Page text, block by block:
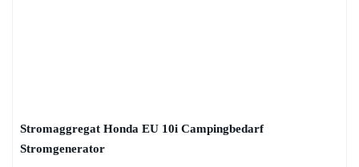
Stromaggregat Honda EU 10i Campingbedarf
Stromgenerator